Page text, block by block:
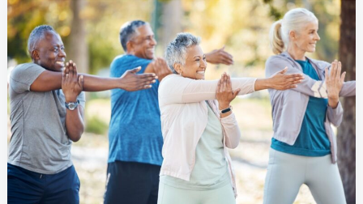
Allenamenti
low-
impact
per
anziani:
il
segreto
per